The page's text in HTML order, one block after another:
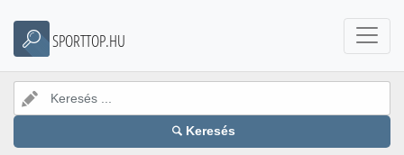
SPORTTOP.HU
Keresés